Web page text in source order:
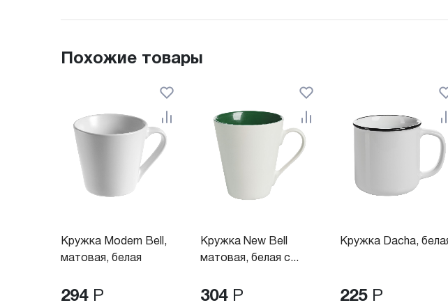
Похожие товары
Кружка Modern Bell,
матовая, белая
294 Р
Кружка New Bell
матовая, белая с...
304 Р
Кружка Dacha,
225 Р